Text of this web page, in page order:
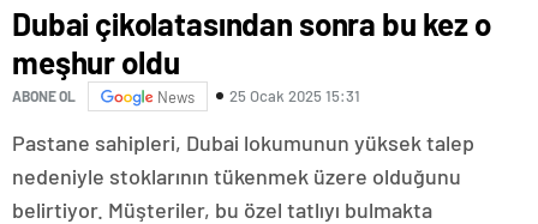
Dubai çikolatasından sonra bu kez o
meşhur oldu
ABONE OL News 25 Ocak 2025 15:31
Pastane sahipleri, Dubai lokumunun yüksek talep
nedeniyle stoklarının tükenmek üzere olduğunu
belirtiyor. Müşteriler, bu özel tatlıyı bulmakta